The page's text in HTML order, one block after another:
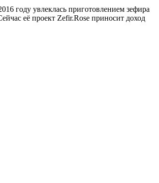
году увлеклась приготовлением зефира
её проект Zefir.Rose приносит доход